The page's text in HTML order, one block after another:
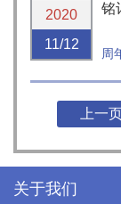
业
科
2020
11/12
铭
周
上一
关于我们